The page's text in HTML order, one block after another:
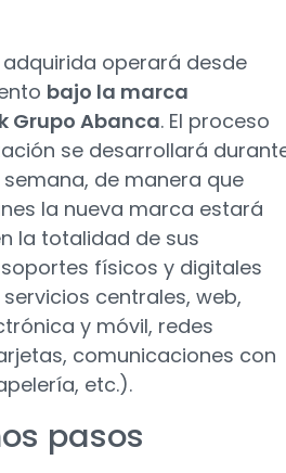
adquirida operará desde
bajo la marca
Grupo Abanca. El proceso
se desarrollará
de manera que
la nueva marca estará
la totalidad de sus
físicos y digitales
centrales, web,
y móvil, redes
comunicaciones con
etc.).
pasos